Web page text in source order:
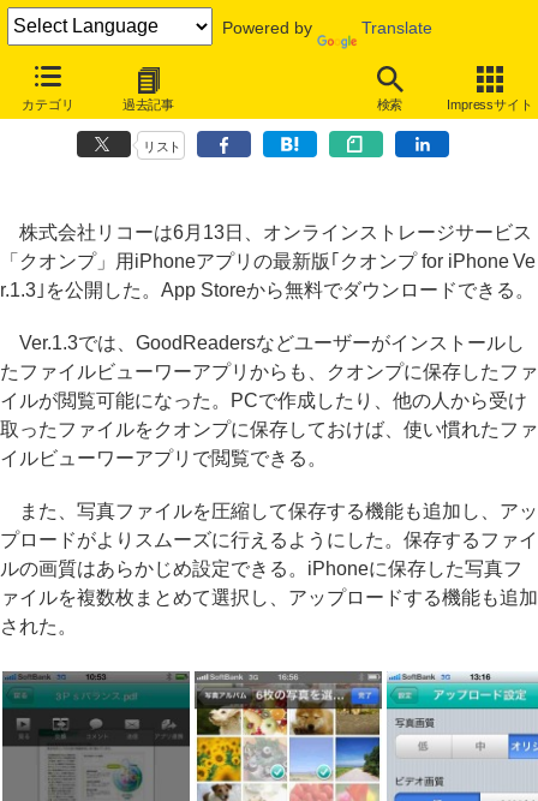
Powered by Translate
カテゴリ 過去記事 検索 Impressサイト
オンラインストレージ「クオンプ」のiPhoneアプリがバージョンアッ
リスト
株式会社リコーは6月13日、オンラインストレージサービス
「クオンプ」用iPhoneアプリの最新版｢クオンプ for iPhone Ve
r.1.3｣を公開した。App Storeから無料でダウンロードできる。
Ver.1.3では、GoodReadersなどユーザーがインストールし
たファイルビューワーアプリからも、クオンプに保存したファ
イルが閲覧可能になった。PCで作成したり、他の人から受け
取ったファイルをクオンプに保存しておけば、使い慣れたファ
イルビューワーアプリで閲覧できる。
また、写真ファイルを圧縮して保存する機能も追加し、アッ
プロードがよりスムーズに行えるようにした。保存するファイ
ルの画質はあらかじめ設定できる。iPhoneに保存した写真フ
ァイルを複数枚まとめて選択し、アップロードする機能も追加
された。